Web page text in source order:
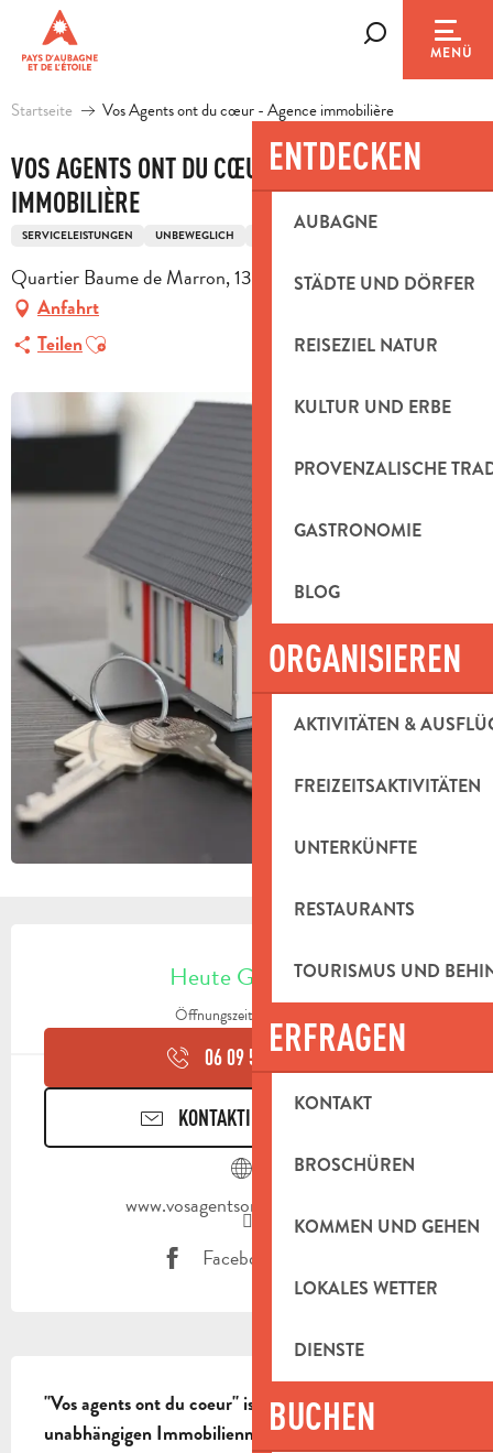
contenu
principal
MENÜ
ENTDECKEN
AUBAGNE
STÄDTE UND DÖRFER
REISEZIEL NATUR
KULTUR UND ERBE
PROVENZALISCHE
GASTRONOMIE
BLOG
ORGANISIEREN
AKTIVITÄTEN &
FREIZEITSAKTIVITÄTEN
UNTERKÜNFTE
RESTAURANTS
TOURISMUS UND
ERFRAGEN
KONTAKT
BROSCHÜREN
KOMMEN UND GEHEN
LOKALES WETTER
DIENSTE
BUCHEN
Startseite Vos Agents ont du cœur - Agence immobilière
VOS AGENTS ONT DU CŒUR - AGENCE
IMMOBILIÈRE
SERVICELEISTUNGEN UNBEWEGLICH
Quartier Baume de Marron, 13124 Peypin
Anfahrt
TeilenAjouter aux favoris
Heute Geöffnet
Öffnungszeiten ansehen
06 09 56 35▒▒
KONTAKTIEREN SIE UNS
www.vosagentsontducoeur.com
Facebook Seite
"Vos agents ont du coeur" ist eine Gruppe von
unabhängigen Immobilienmaklern und mobilisiert